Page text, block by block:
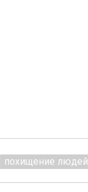
похищение людей